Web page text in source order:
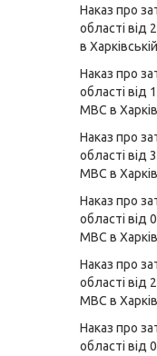
Наказ про
області від
в
Наказ про
області
МВС в
Наказ про
області
МВС в
Наказ про
області від
МВС в
Наказ про
області від
МВС в
Наказ про
області від